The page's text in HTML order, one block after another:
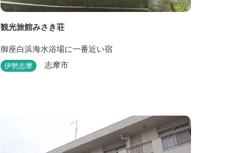
観光旅館みさき荘
御座白浜海水浴場に一番近い宿
伊勢志摩 志摩市